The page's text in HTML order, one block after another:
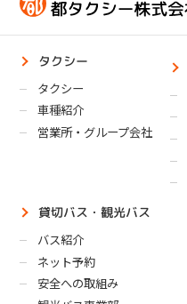
タクシー
タクシー
車種紹介
営業所・グループ会社
貸切バス・観光バス
バス紹介
ネット予約
安全への取組み